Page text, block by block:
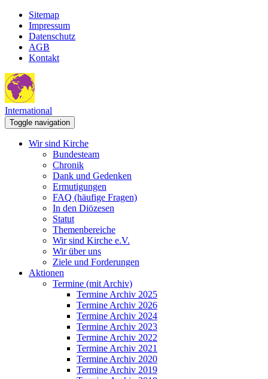
Sitemap
Impressum
Datenschutz
AGB
Kontakt
International
Toggle navigation
Wir sind Kirche
Bundesteam
Chronik
Dank und Gedenken
Ermutigungen
FAQ (häufige Fragen)
In den Diözesen
Statut
Themenbereiche
Wir sind Kirche e.V.
Wir über uns
Ziele und Forderungen
Aktionen
Termine (mit Archiv)
Termine Archiv 2025
Termine Archiv 2026
Termine Archiv 2024
Termine Archiv 2023
Termine Archiv 2022
Termine Archiv 2021
Termine Archiv 2020
Termine Archiv 2019